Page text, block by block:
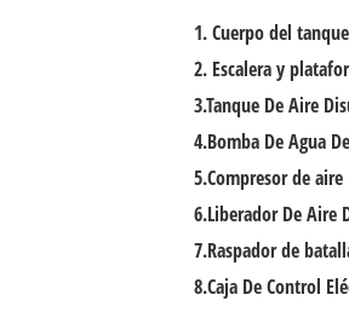
1. Cuerpo del
2. Escalera y
3.Tanque De Aire
4.Bomba De Agua
5.Compresor de aire
6.Liberador De Aire
7.Raspador de
8.Caja De Control